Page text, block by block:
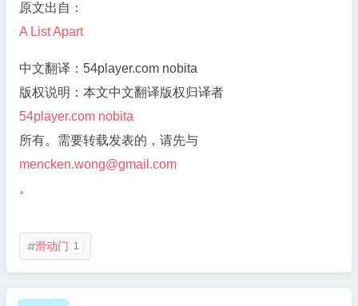
原文出自：
A List Apart
中文翻译：54player.com nobita
版权说明：本文中文翻译版权归译者
54player.com nobita
所有。需要转载发表的，请先与
mencken.wong@gmail.com
。
滑动门 1